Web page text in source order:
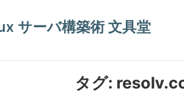
サーバ構築術 文具堂
タグ: